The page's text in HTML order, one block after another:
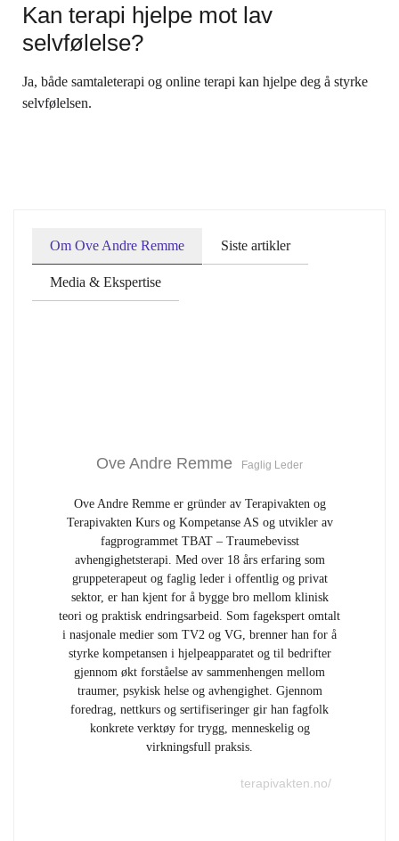
Kan terapi hjelpe mot lav
selvfølelse?
Ja, både samtaleterapi og online terapi kan hjelpe deg å styrke
selvfølelsen.
Om Ove Andre Remme Siste artikler
Media & Ekspertise
Ove Andre Remme Faglig Leder
Ove Andre Remme er gründer av Terapivakten og
Terapivakten Kurs og Kompetanse AS og utvikler av
fagprogrammet TBAT – Traumebevisst
avhengighetsterapi. Med over 18 års erfaring som
gruppeterapeut og faglig leder i offentlig og privat
sektor, er han kjent for å bygge bro mellom klinisk
teori og praktisk endringsarbeid. Som fagekspert omtalt
i nasjonale medier som TV2 og VG, brenner han for å
styrke kompetansen i hjelpeapparatet og til bedrifter
gjennom økt forståelse av sammenhengen mellom
traumer, psykisk helse og avhengighet. Gjennom
foredrag, nettkurs og sertifiseringer gir han fagfolk
konkrete verktøy for trygg, menneskelig og
virkningsfull praksis.
terapivakten.no/